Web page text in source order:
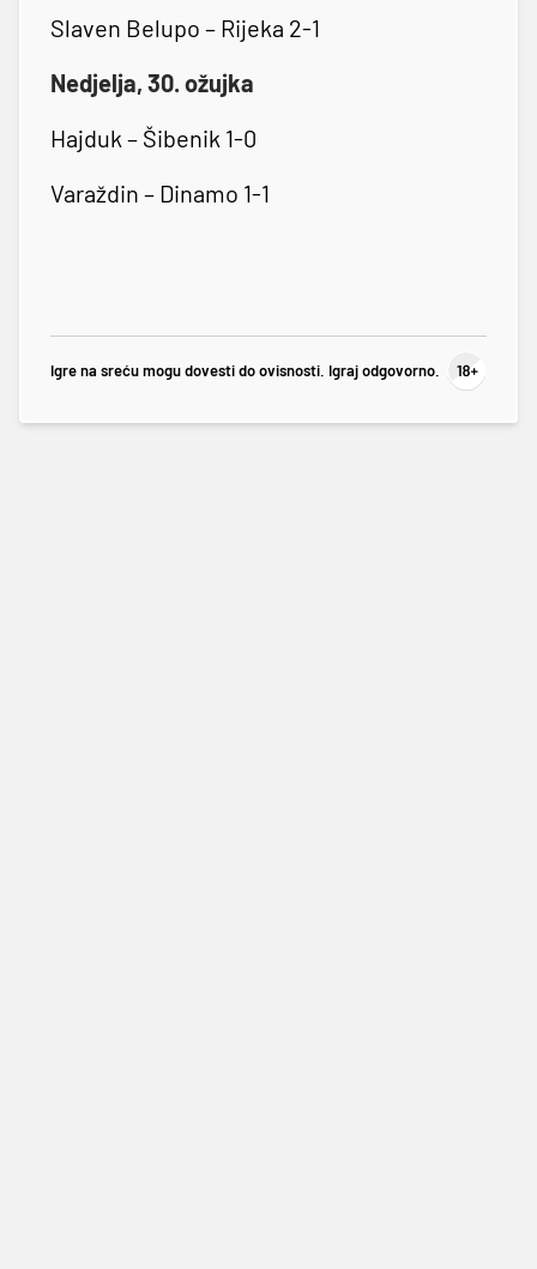
Slaven Belupo – Rijeka 2-1
Nedjelja, 30. ožujka
Hajduk – Šibenik 1-0
Varaždin – Dinamo 1-1
Igre na sreću mogu dovesti do ovisnosti. Igraj odgovorno.